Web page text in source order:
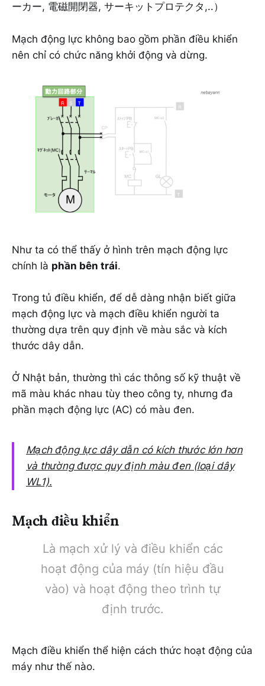
ーカー, 電磁開閉器, サーキットプロテクタ,..）
Mạch động lực không bao gồm phần điều khiển
nên chỉ có chức năng khởi động và dừng.
Như ta có thể thấy ở hình trên mạch động lực
chính là phần bên trái.
Trong tủ điều khiển, để dễ dàng nhận biết giữa
mạch động lực và mạch điều khiển người ta
thường dựa trên quy định về màu sắc và kích
thước dây dẫn.
Ở Nhật bản, thường thì các thông số kỹ thuật về
mã màu khác nhau tùy theo công ty, nhưng đa
phần mạch động lực (AC) có màu đen.
Mạch động lực dây dẫn có kích thước lớn hơn
và thường được quy định màu đen (loại dây
WL1).
Mạch điều khiển
Là mạch xử lý và điều khiển các
hoạt động của máy (tín hiệu đầu
vào) và hoạt động theo trình tự
định trước.
Mạch điều khiển thể hiện cách thức hoạt động của
máy như thế nào.